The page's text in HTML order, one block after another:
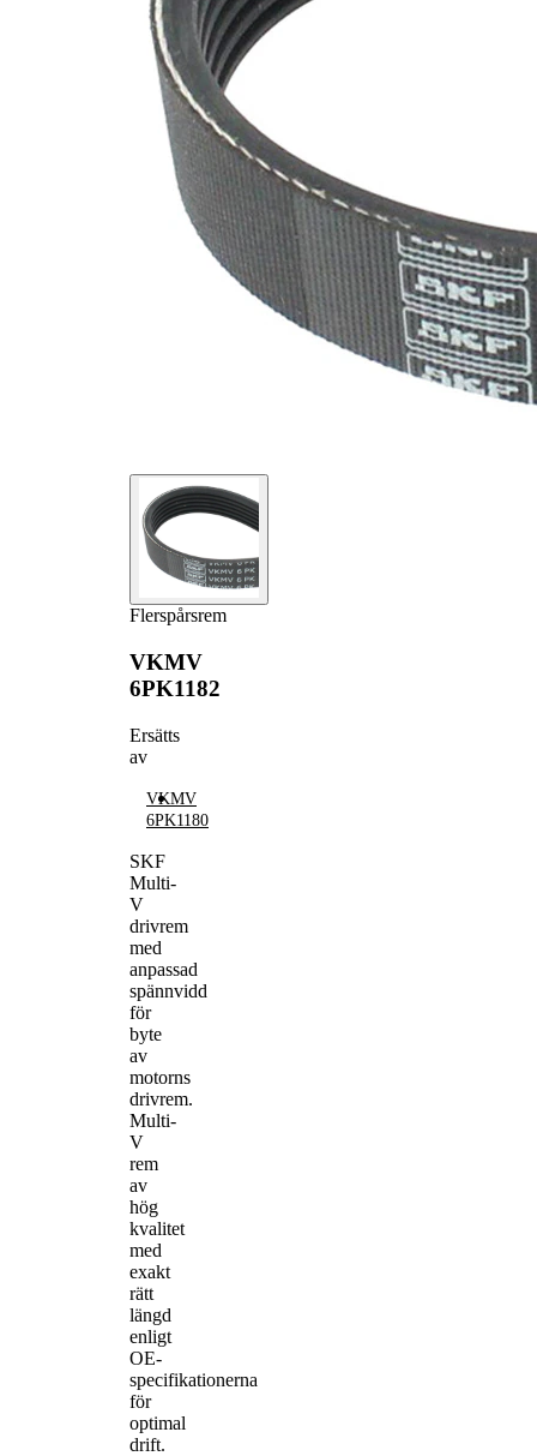
Flerspårsrem
VKMV
6PK1182
Ersätts
av
VKMV
6PK1180
SKF
Multi-
V
drivrem
med
anpassad
spännvidd
för
byte
av
motorns
drivrem.
Multi-
V
rem
av
hög
kvalitet
med
exakt
rätt
längd
enligt
OE-
specifikationerna
för
optimal
drift.